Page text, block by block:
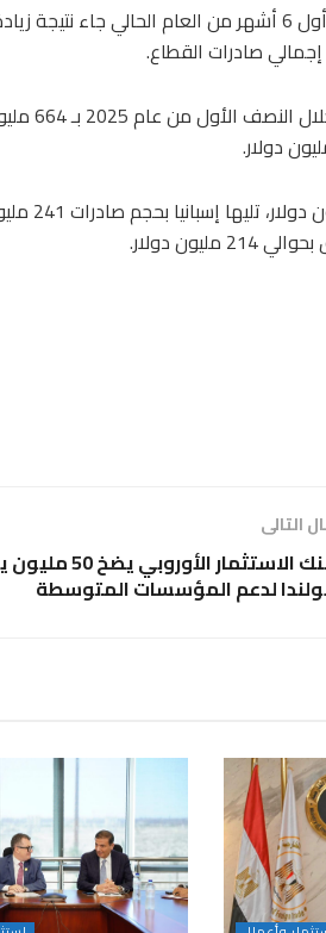
وقال رئيس المجلس، خالد أبو المكارم، إن ارتفاع الصادرات خلال أول 6 أشهر من العام
وتصدرت تركيا قائمة أهم
وجاءت البرازيل في المرتبة
دولار.
التالى
بنك الاستثمار
لدعم المؤسسات المتوسطة